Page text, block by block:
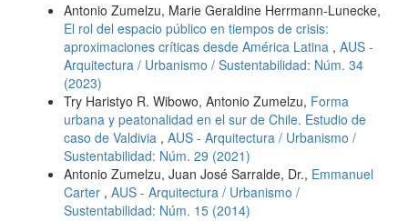
Antonio Zumelzu, Marie Geraldine Herrmann-Lunecke,
El rol del espacio público en tiempos de crisis:
aproximaciones críticas desde América Latina , AUS -
Arquitectura / Urbanismo / Sustentabilidad: Núm. 34
(2023)
Try Haristyo R. Wibowo, Antonio Zumelzu, Forma
urbana y peatonalidad en el sur de Chile. Estudio de
caso de Valdivia , AUS - Arquitectura / Urbanismo /
Sustentabilidad: Núm. 29 (2021)
Antonio Zumelzu, Juan José Sarralde, Dr., Emmanuel
Carter , AUS - Arquitectura / Urbanismo /
Sustentabilidad: Núm. 15 (2014)